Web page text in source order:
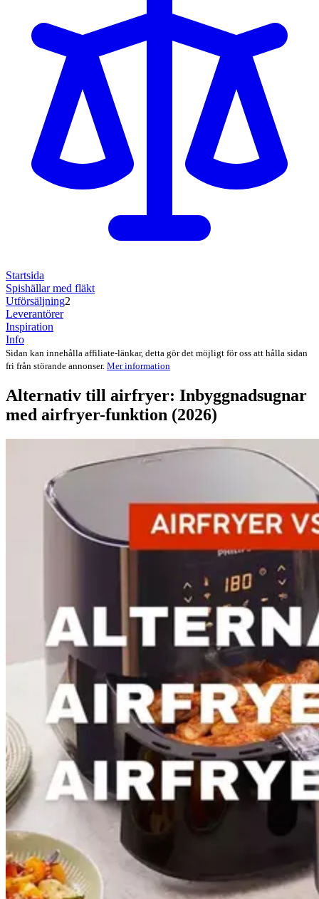
Startsida
Spishällar med fläkt
Utförsäljning2
Leverantörer
Inspiration
Info
Sidan kan innehålla affiliate-länkar, detta gör det möjligt för oss att hålla sidan
fri från störande annonser. Mer information
Alternativ till airfryer: Inbyggnadsugnar
med airfryer-funktion (2026)